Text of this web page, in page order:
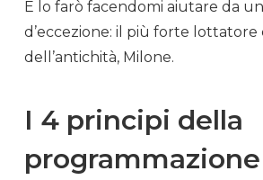
E lo farò facendomi aiutare da
d’eccezione: il più forte lottatore
dell’antichità, Milone.
I 4 principi della
programmazione